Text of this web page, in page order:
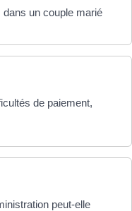
un couple marié
de paiement,
peut-elle